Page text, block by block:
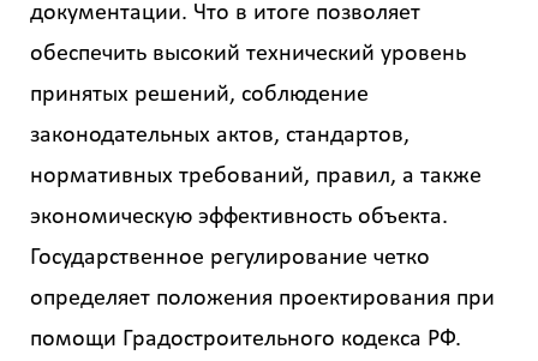
документации. Что в итоге позволяет
обеспечить высокий технический уровень
принятых решений, соблюдение
законодательных актов, стандартов,
нормативных требований, правил, а также
экономическую эффективность объекта.
Государственное регулирование четко
определяет положения проектирования при
помощи Градостроительного кодекса РФ.